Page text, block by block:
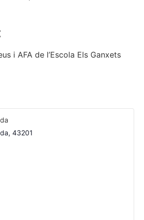
i AFA de l’Escola Els Ganxets
43201